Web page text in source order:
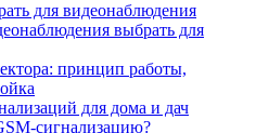
для видеонаблюдения
выбрать для
принцип работы,
для дома и дач
сигнализацию?